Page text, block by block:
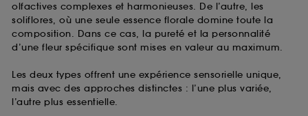
olfactives complexes et harmonieuses. De l’autre, les
soliflores, où une seule essence florale domine toute la
composition. Dans ce cas, la pureté et la personnalité
d’une fleur spécifique sont mises en valeur au maximum.
Les deux types offrent une expérience sensorielle unique,
mais avec des approches distinctes : l’une plus variée,
l’autre plus essentielle.